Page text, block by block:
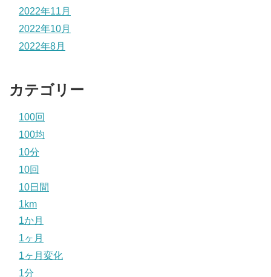
2022年11月
2022年10月
2022年8月
カテゴリー
100回
100均
10分
10回
10日間
1km
1か月
1ヶ月
1ヶ月変化
1分